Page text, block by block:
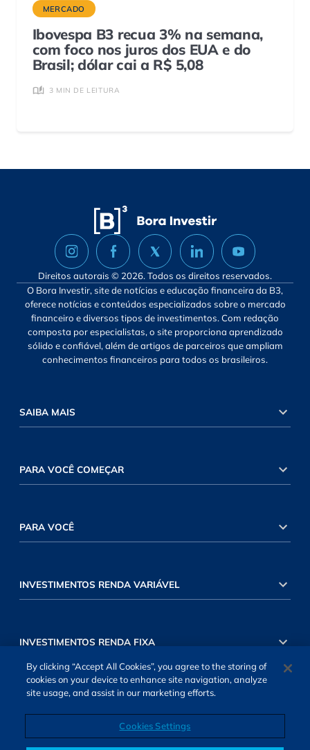
MERCADO
Ibovespa B3 recua 3% na semana,
com foco nos juros dos EUA e do
Brasil; dólar cai a R$ 5,08
3 MIN DE LEITURA
Direitos autorais © 2026. Todos os direitos reservados.
O Bora Investir, site de notícias e educação financeira da B3,
oferece notícias e conteúdos especializados sobre o mercado
financeiro e diversos tipos de investimentos. Com redação
composta por especialistas, o site proporciona aprendizado
sólido e confiável, além de artigos de parceiros que ampliam
conhecimentos financeiros para todos os brasileiros.
SAIBA MAIS
PARA VOCÊ COMEÇAR
PARA VOCÊ
INVESTIMENTOS RENDA VARIÁVEL
INVESTIMENTOS RENDA FIXA
By clicking “Accept All Cookies”, you agree to the storing of
cookies on your device to enhance site navigation, analyze
site usage, and assist in our marketing efforts.
Cookies Settings